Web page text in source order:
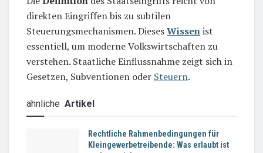
direkten Eingriffen bis zu subtilen
Steuerungsmechanismen. DiesesWissenist
essentiell, um moderne Volkswirtschaften zu
verstehen. Staatliche Einflussnahme zeigt sich in
Gesetzen, Subventionen oder Steuern.
ähnliche Artikel
Rechtliche Rahmenbedingungen für
Kleingewerbetreibende: Was erlaubt ist